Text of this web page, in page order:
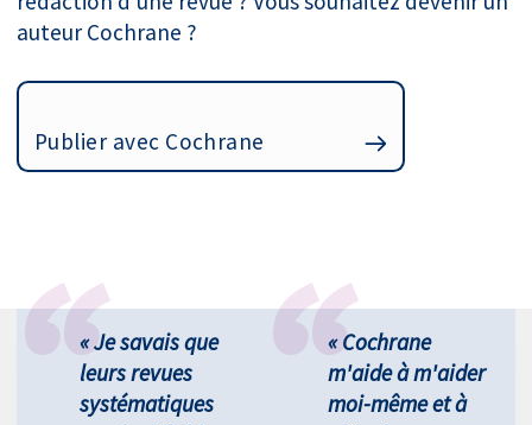
auteur Cochrane ?
Publier avec Cochrane
« Je savais que
leurs revues
systématiques
« Cochrane
m'aide à m'aider
moi-même et à